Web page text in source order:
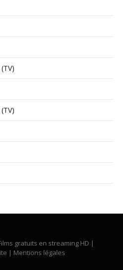
gratuits en streaming HD |
| Mentions légales